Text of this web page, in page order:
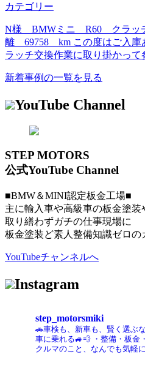
カテゴリー
N様 BMWミニ R60 クラッチ
離 69758 km この度はご入庫
ラッチ交換作業に取り掛かっ
新着事例の一覧を見る
YouTube Channel
STEP MOTORS
公式YouTube Channel
■BMW＆MINI認定板金工場■
主に輸入車や高級車の板金塗装
取り繕わずガチの仕事現場に
板金塗装ど素人整備知識ゼロの
YouTubeチャンネルへ
Instagram
step_motorsmiki
🚗車検も、新車も、賢く選ぶ
車に乗れる🚙💨 ・整備・板金
クルマのこと、なんでも気軽